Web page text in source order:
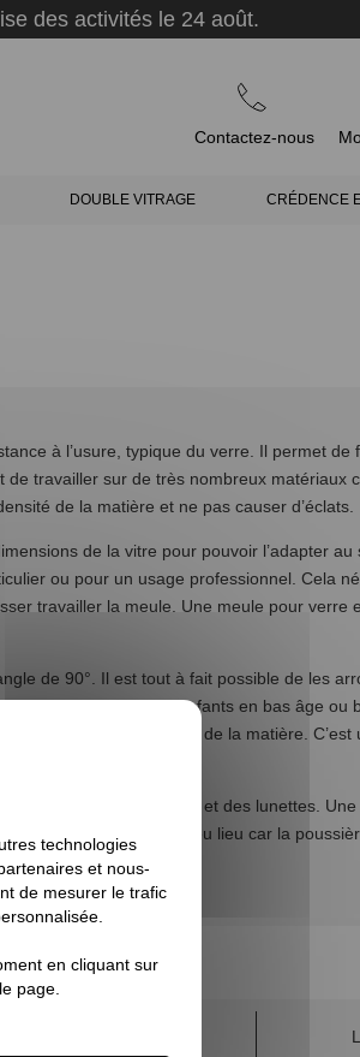
des activités le 24 août.
Contactez-nous
DOUBLE VITRAGE CRÉDENCE
à l’usure, typique du verre. Il permet de
travailler sur de très nombreux matériaux
de la matière et ne pas causer d’éclats.
de la vitre pour pouvoir l’adapter
ou pour un usage professionnel. Cela
travailler la meule. Une meule pour verre
de 90°. Il est tout à fait possible de les
lorsque l’on a des enfants en bas âge
l’aspect extérieur de la matière.
notamment des gants et des lunettes.
où le travail a eu lieu car la
technologies
et nous-
de mesurer le trafic
en cliquant sur
page.